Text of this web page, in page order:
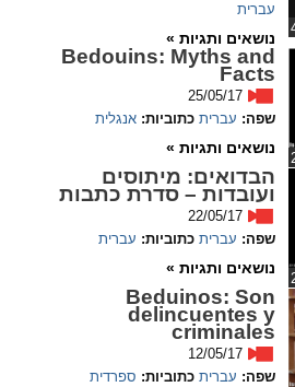
Increase font
spellcheck
גופן קריא
ניגודיות צבעים
ניגודיות כהה
קישורים
עברית
נושאים ותגיות »
Bedouins: Myths and
Facts
25/05/17
שפה: עברית כתוביות: אנגלית
נושאים ותגיות »
הבדואים: מיתוסים
ועובדות – סדרת כתבות
22/05/17
שפה: עברית כתוביות: עברית
נושאים ותגיות »
Beduinos: Son
delincuentes y
criminales
12/05/17
שפה: עברית כתוביות: ספרדית